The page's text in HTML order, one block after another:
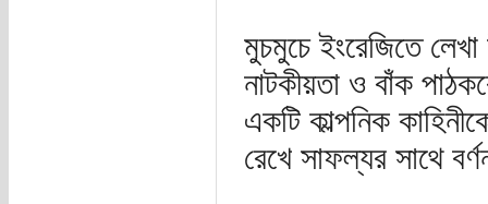
মুচমুচে ইংরেজিতে
নাটকীয়তা ও বাঁক
একটি কাল্পনিক
রেখে সাফল্যর সাথে